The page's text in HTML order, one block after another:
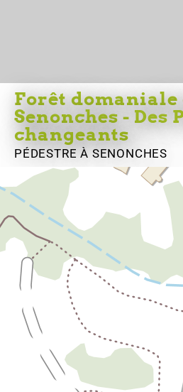
Forêt domaniale
Senonches - Des
changeants
PÉDESTREÀ SENONCHES